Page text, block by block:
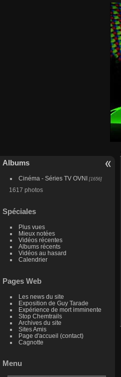
Albums
Cinéma - Séries TV OVNI [1656]
1617 photos
Spéciales
Plus vues
Mieux notées
Vidéos récentes
Albums récents
Vidéos au hasard
Calendrier
Pages Web
Les news du site
Exposition de Guy Tarade
Expérience de mort imminente
Stop Chemtrails
Archives du site
Sites Amis
Page d'accueil (contact)
Cagnotte
Menu